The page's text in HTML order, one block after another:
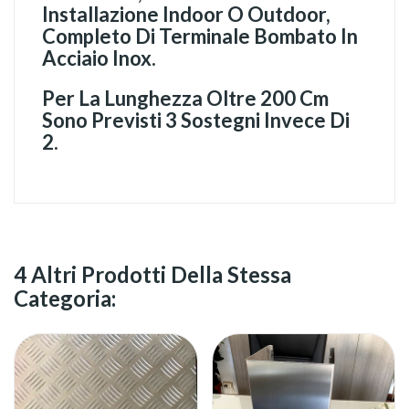
Installazione Indoor O Outdoor,
Completo Di Terminale Bombato In
Acciaio Inox.
Per La Lunghezza Oltre 200 Cm
Sono Previsti 3 Sostegni Invece Di
2.
4 Altri Prodotti Della Stessa
Categoria: